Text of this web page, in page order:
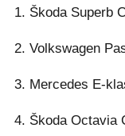
1. Škoda Superb
2. Volkswagen
3. Mercedes E-
4. Škoda Octavia